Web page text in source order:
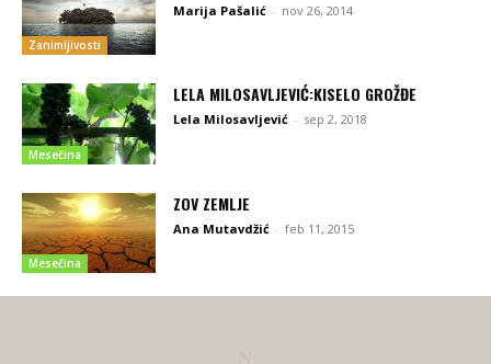
Zanimljivosti
Marija Pašalić - nov 26, 2014
Mesečina
LELA MILOSAVLJEVIĆ:KISELO GROŽĐE
Lela Milosavljević - sep 2, 2018
Mesečina
ZOV ZEMLJE
Ana Mutavdžić - feb 11, 2015